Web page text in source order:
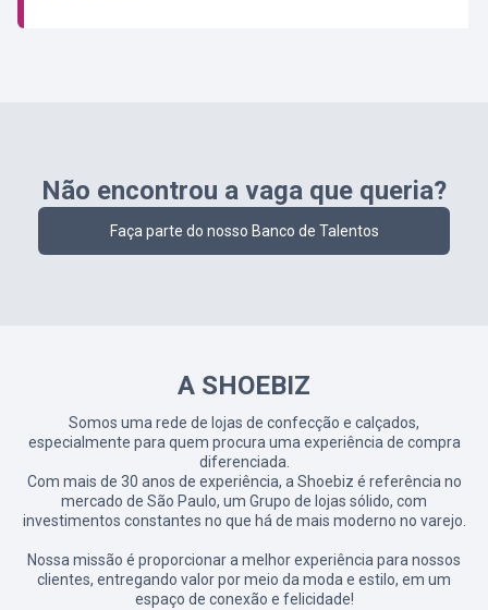
Não encontrou a vaga que queria?
Faça parte do nosso Banco de Talentos
A SHOEBIZ
Somos uma rede de lojas de confecção e calçados,
especialmente para quem procura uma experiência de compra
diferenciada.
Com mais de 30 anos de experiência, a Shoebiz é referência no
mercado de São Paulo, um Grupo de lojas sólido, com
investimentos constantes no que há de mais moderno no varejo.
Nossa missão é proporcionar a melhor experiência para nossos
clientes, entregando valor por meio da moda e estilo, em um
espaço de conexão e felicidade!